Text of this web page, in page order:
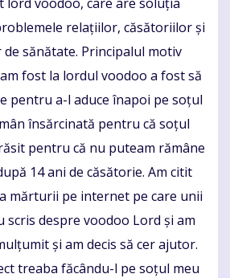
relațiilor, căsătoriilor și
sănătate. Principalul motiv
fost la lordul voodoo a fost să
pentru a-l aduce înapoi pe soțul
însărcinată pentru că soțul
pentru că nu puteam rămâne
14 ani de căsătorie. Am citit
mărturii pe internet pe care unii
scris despre voodoo Lord și am
și am decis să cer ajutor.
treaba făcându-l pe soțul meu